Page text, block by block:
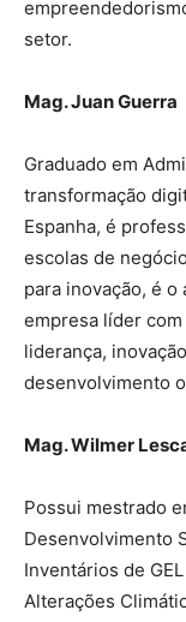
setor.
Mag. Juan Guerra
Graduado em
transformação
Espanha, é
escolas de
para inovação, é o
empresa líder
liderança,
desenvolvimento
Mag. Wilmer
Possui mestrado
Desenvolvimento
Inventários de
Alterações